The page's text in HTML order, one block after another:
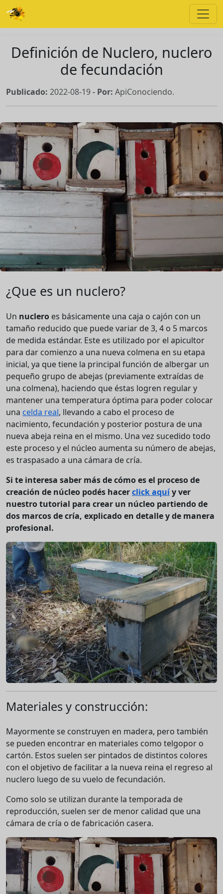
Definición de Nuclero, nuclero
de fecundación
Publicado: 2022-08-19- Por: ApiConociendo.
¿Que es un nuclero?
Un nuclero es básicamente una caja o cajón con un
tamaño reducido que puede variar de 3, 4 o 5 marcos
de medida estándar. Este es utilizado por el apicultor
para dar comienzo a una nueva colmena en su etapa
inicial, ya que tiene la principal función de albergar un
pequeño grupo de abejas (previamente extraídas de
una colmena), haciendo que éstas logren regular y
mantener una temperatura óptima para poder colocar
una celda real, llevando a cabo el proceso de
nacimiento, fecundación y posterior postura de una
nueva abeja reina en el mismo. Una vez sucedido todo
este proceso y el núcleo aumenta su número de abejas,
es traspasado a una cámara de cría.
Si te interesa saber más de cómo es el proceso de
creación de núcleo podés hacerclick aquíy ver
nuestro tutorial para crear un núcleo partiendo de
dos marcos de cría, explicado en detalle y de manera
profesional.
Materiales y construcción:
Mayormente se construyen en madera, pero también
se pueden encontrar en materiales como telgopor o
cartón. Estos suelen ser pintados de distintos colores
con el objetivo de facilitar a la nueva reina el regreso al
nuclero luego de su vuelo de fecundación.
Como solo se utilizan durante la temporada de
reproducción, suelen ser de menor calidad que una
cámara de cría o de fabricación casera.